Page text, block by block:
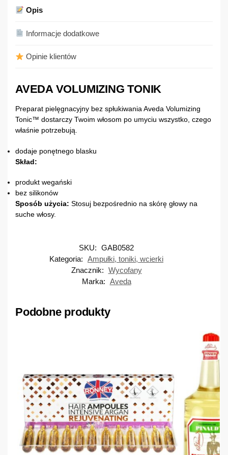
Opis
Informacje dodatkowe
Opinie klientów
AVEDA VOLUMIZING TONIK
Preparat pielęgnacyjny bez spłukiwania Aveda Volumizing
Tonic™ dostarczy Twoim włosom po umyciu wszystko, czego
właśnie potrzebują.
dodaje ponętnego blasku
Skład:
produkt wegański
bez silikonów
Sposób użycia: Stosuj bezpośrednio na skórę głowy na
suche włosy.
SKU: GAB0582
Kategoria: Ampułki, toniki, wcierki
Znacznik: Wycofany
Marka: Aveda
Podobne produkty